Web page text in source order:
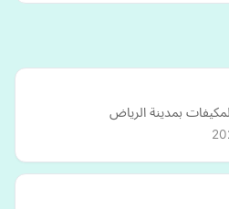
بمدينة الرياض